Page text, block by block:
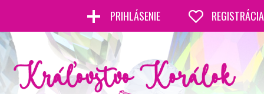
PRIHLÁSENIE REGISTRÁCIA